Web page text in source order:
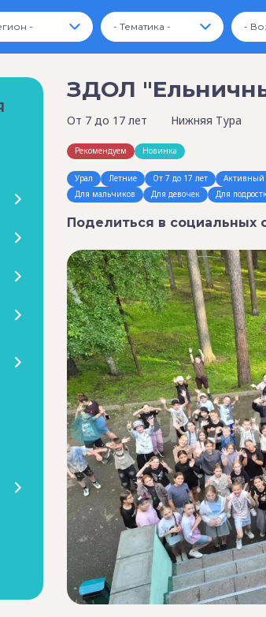
- - Тематика - -
ЗДОЛ
От 7 до 17 лет Нижняя Тура
Рекомендуем Новинка
Урал Летние От 7 до 17 лет Активный
Для мальчиков
Для девочек Для
Поделиться в социальных